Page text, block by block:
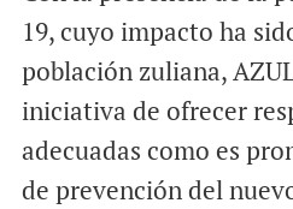
19, cuyo impacto ha
población zuliana,
iniciativa de ofrecer
adecuadas como es
de prevención del